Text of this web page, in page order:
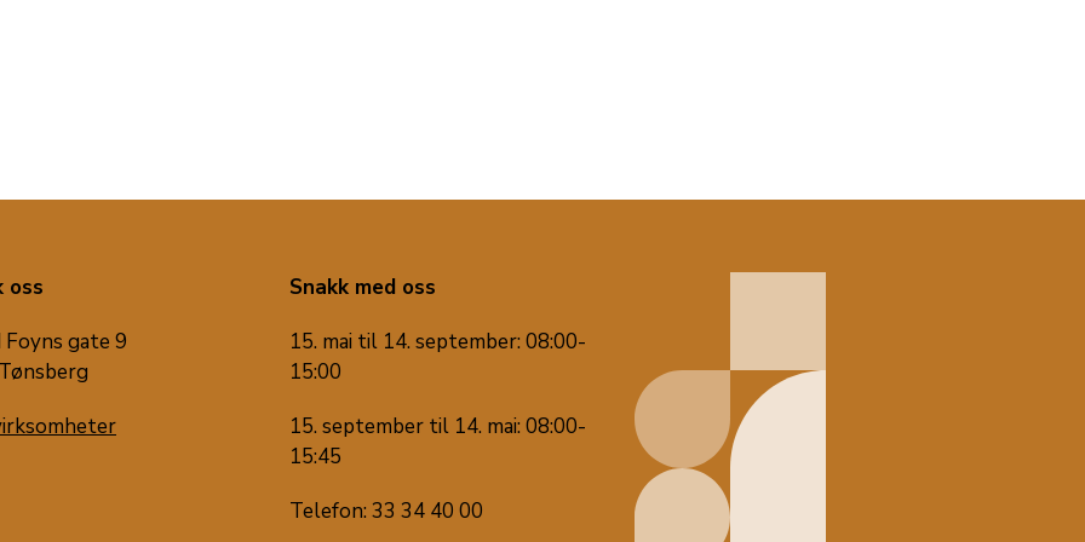
oss
Foyns gate 9
Snakk med oss
15. mai til 14. september: 08:00-
15:00
15. september til 14. mai: 08:00-
15:45
Telefon: 33 34 40 00